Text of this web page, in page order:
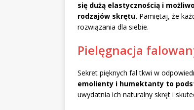
się dużą elastycznością i
rodzajów skrętu. Pamiętaj, że
rozwiązania dla siebie.
Pielęgnacja
Sekret pięknych fal tkwi w
emolienty i humektanty to
uwydatnia ich naturalny skręt i